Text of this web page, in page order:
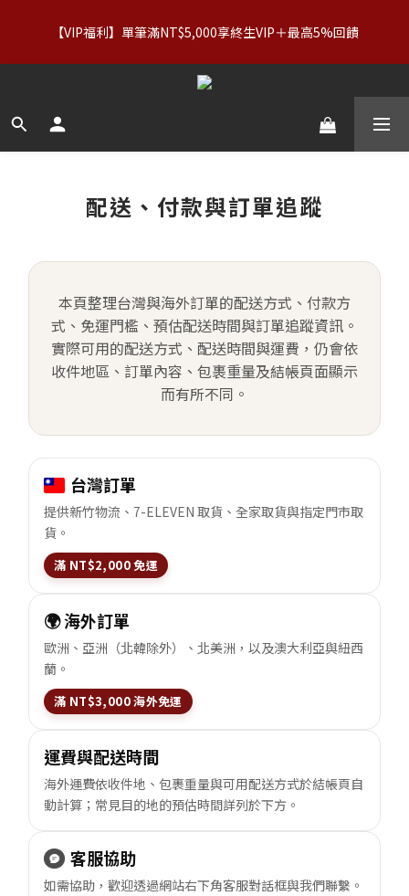
折｜內著：買二送二
【VIP福利】單筆滿NT$5,000享終生VIP＋最高5%回饋
【服飾優惠】設計系列正價商品＆Basics系列：2件89折／3件79
配送、付款與訂單追蹤
本頁整理台灣與海外訂單的配送方式、付款方
式、免運門檻、預估配送時間與訂單追蹤資訊。
實際可用的配送方式、配送時間與運費，仍會依
收件地區、訂單內容、包裹重量及結帳頁面顯示
而有所不同。
台灣訂單
提供新竹物流、7-ELEVEN 取貨、全家取貨與指定門市取
貨。
滿 NT$2,000 免運
🌍 海外訂單
歐洲、亞洲（北韓除外）、北美洲，以及澳大利亞與紐西
蘭。
滿 NT$3,000 海外免運
運費與配送時間
海外運費依收件地、包裹重量與可用配送方式於結帳頁自
動計算；常見目的地的預估時間詳列於下方。
客服協助
如需協助，歡迎透過網站右下角客服對話框與我們聯繫。